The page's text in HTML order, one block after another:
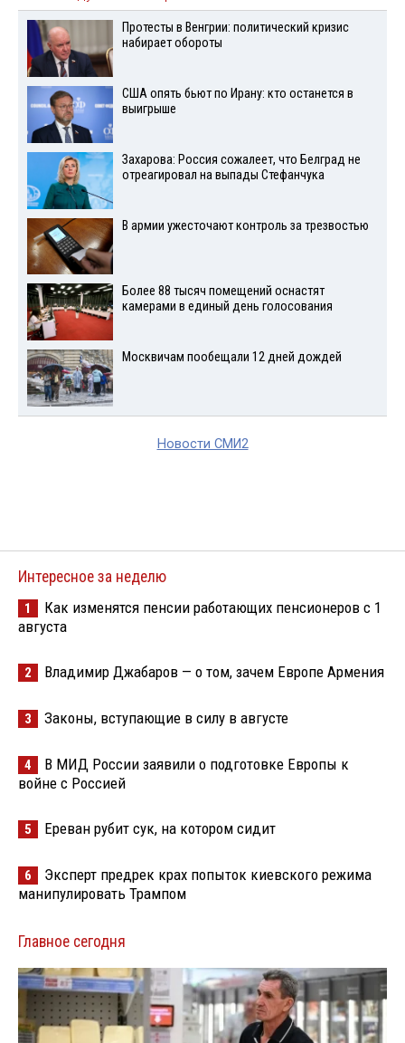
Протесты в Венгрии: политический кризис
набирает обороты
США опять бьют по Ирану: кто останется в
выигрыше
Захарова: Россия сожалеет, что Белград не
отреагировал на выпады Стефанчука
В армии ужесточают контроль за трезвостью
Более 88 тысяч помещений оснастят
камерами в единый день голосования
Москвичам пообещали 12 дней дождей
Новости СМИ2
Интересное за неделю
1
Как изменятся пенсии работающих пенсионеров с 1
августа
2 Владимир Джабаров — о том, зачем Европе Армения
3 Законы, вступающие в силу в августе
4
В МИД России заявили о подготовке Европы к
войне с Россией
5 Ереван рубит сук, на котором сидит
6
Эксперт предрек крах попыток киевского режима
манипулировать Трампом
Главное сегодня